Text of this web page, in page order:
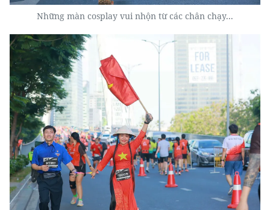
Những màn cosplay vui nhộn từ các chân chạy...